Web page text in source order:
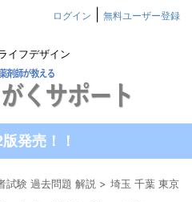
イフデザイン
ログイン 無料ユーザー登録
発売！！
試験 過去問題 解説 > 埼玉 千葉 東京